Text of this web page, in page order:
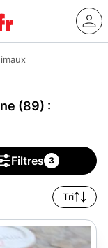
(89) :
Filtres 3
Tri